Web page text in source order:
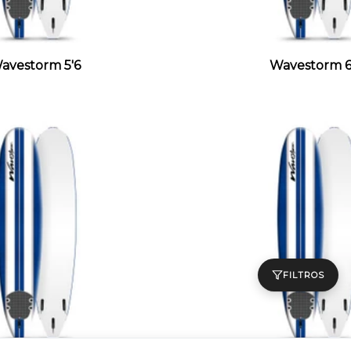
FILTROS
5'6 Wavestorm